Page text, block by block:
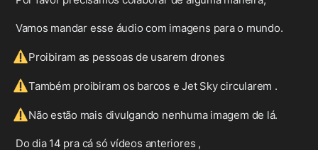
⚠️ Proibiram as pessoas de usarem drones
⚠️Também proibiram os barcos e Jet Sky circularem .
⚠️ Não estão mais divulgando nenhuma imagem de lá.